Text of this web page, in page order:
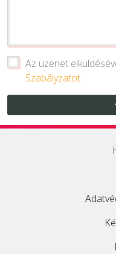
Az üzenet
Szabályzatot.